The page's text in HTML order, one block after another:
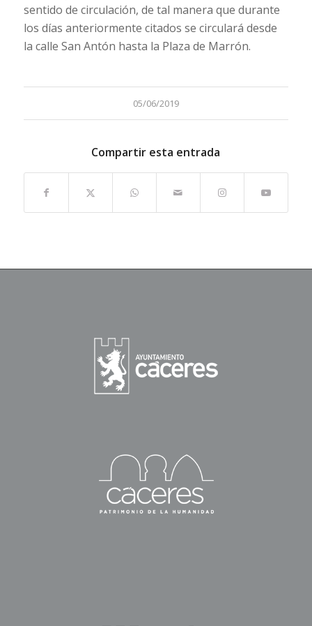
sentido de circulación, de tal manera que durante
los días anteriormente citados se circulará desde
la calle San Antón hasta la Plaza de Marrón.
05/06/2019
Compartir esta entrada